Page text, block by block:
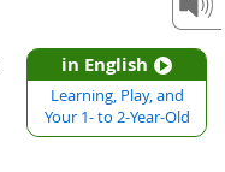
in English
Learning, Play, and
Your 1- to 2-Year-Old